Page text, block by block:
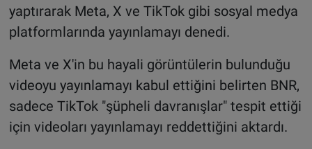
yaptırarak Meta, X ve TikTok gibi sosyal medya
platformlarında yayınlamayı denedi.
Meta ve X'in bu hayali görüntülerin bulunduğu
videoyu yayınlamayı kabul ettiğini belirten BNR,
sadece TikTok "şüpheli davranışlar" tespit ettiği
için videoları yayınlamayı reddettiğini aktardı.